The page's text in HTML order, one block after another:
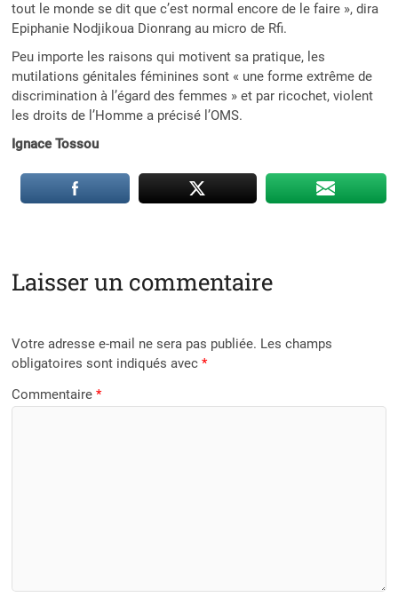
tout le monde se dit que c’est normal encore de le faire », dira
Epiphanie Nodjikoua Dionrang au micro de Rfi.
Peu importe les raisons qui motivent sa pratique, les
mutilations génitales féminines sont « une forme extrême de
discrimination à l’égard des femmes » et par ricochet, violent
les droits de l’Homme a précisé l’OMS.
Ignace Tossou
Laisser un commentaire
Votre adresse e-mail ne sera pas publiée. Les champs
obligatoires sont indiqués avec*
Commentaire*